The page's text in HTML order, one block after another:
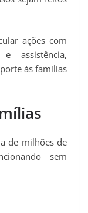
ações com
assistência,
às famílias
de milhões de
sem